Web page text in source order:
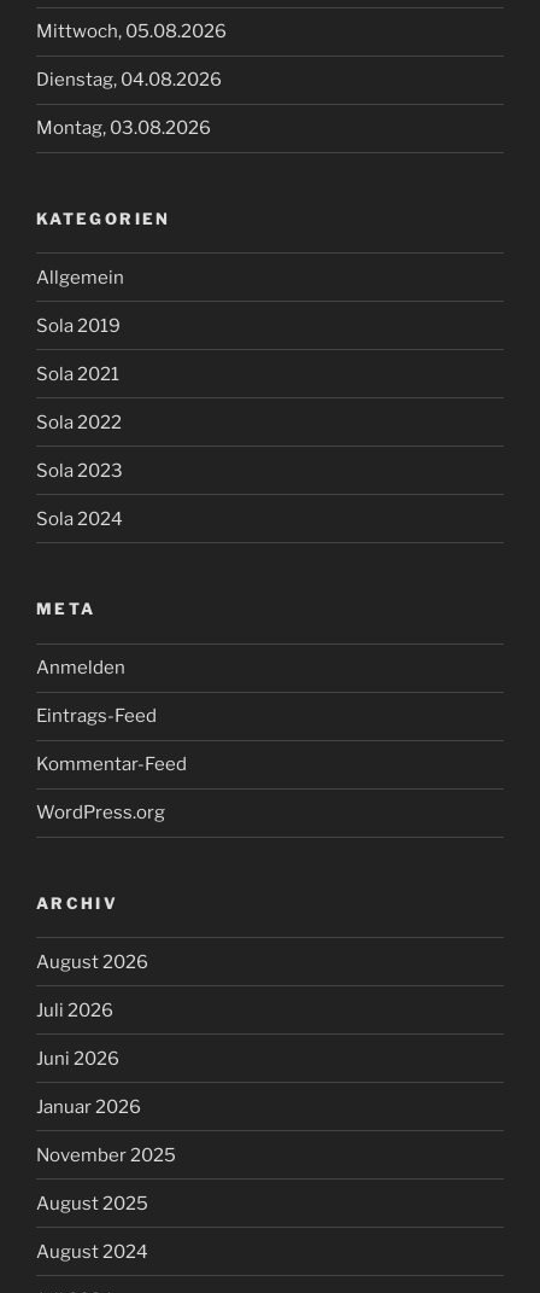
Mittwoch, 05.08.2026
Dienstag, 04.08.2026
Montag, 03.08.2026
KATEGORIEN
Allgemein
Sola 2019
Sola 2021
Sola 2022
Sola 2023
Sola 2024
META
Anmelden
Eintrags-Feed
Kommentar-Feed
WordPress.org
ARCHIV
August 2026
Juli 2026
Juni 2026
Januar 2026
November 2025
August 2025
August 2024